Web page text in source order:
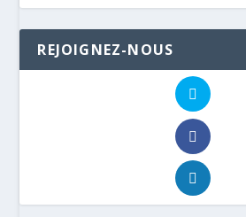
REJOIGNEZ-NOUS